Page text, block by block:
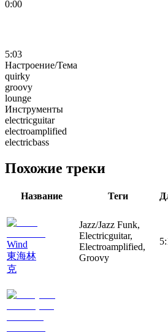
0:00
5:03
Настроение/Тема
quirky
groovy
lounge
Инструменты
electricguitar
electroamplified
electricbass
Похожие треки
Название Теги
Wind
東海林
克
Jazz/Jazz Funk,
Electricguitar,
Electroamplified,
Groovy